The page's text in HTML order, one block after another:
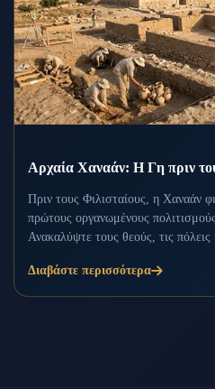
Αρχαία Χαναάν: Η Γη πριν
Πριν τους Φιλισταίους, η Χαναάν
πρώτους οργανωμένους
Ανακαλύψτε τους θεούς, τις πόλεις
Διαβάστε περισσότερα